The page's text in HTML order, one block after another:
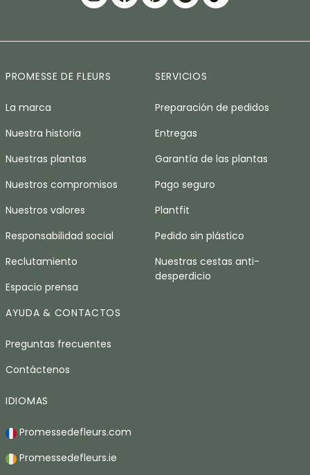
PROMESSE DE FLEURS
La marca
Nuestra historia
Nuestras plantas
Nuestros compromisos
Nuestros valores
Responsabilidad social
Reclutamiento
Espacio prensa
SERVICIOS
Preparación de pedidos
Entregas
Garantía de las plantas
Pago seguro
Plantfit
Pedido sin plástico
Nuestras cestas anti-
desperdicio
AYUDA & CONTACTOS
Preguntas frecuentes
Contáctenos
IDIOMAS
Promessedefleurs.com
Promessedefleurs.ie